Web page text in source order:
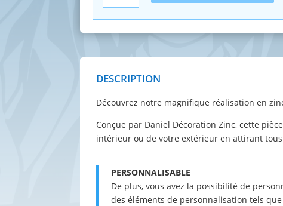
NEZUKO
&
ZENITSU
DESCRIPTION
Découvrez notre magnifique réalisation en
Conçue par Daniel Décoration Zinc, cette
intérieur ou de votre extérieur en attirant
PERSONNALISABLE
De plus, vous avez la possibilité de
des éléments de personnalisation tels